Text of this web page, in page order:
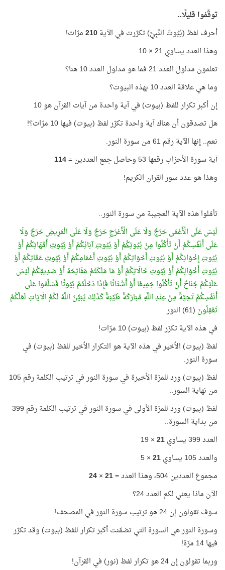
توقّفوا قليلًا..
أحرف لفظ (بُيُوتَ النَّبِيِّ) تكرّرت في الآية210مرّات!
وهذا العدد يساوي 21 × 10
تعلمون مدلول العدد 21 فما هو مدلول العدد 10 هنا؟
وما هي علاقة العدد 10 بهذه البيوت؟
إن أكبر تكرار للفظ (بيوت) في آية واحدة من آيات القرآن هو 10
هل تصدقون أن هناك آية واحدة تكرّر لفظ (بيوت) فيها 10 مرّات؟!
نعم.. إنها الآية رقم 61 من سورة النور.
آية سورة الأحزاب رقمها 53 وحاصل جمع العددين =
114
وهذا هو عدد سور القرآن الكريم!
تأمّلوا هذه الآية العجيبة من سورة النور..
لَيْسَ عَلَى الْأَعْمَى حَرَجٌ وَلَا عَلَى الْأَعْرَجِ حَرَجٌ وَلَا عَلَى الْمَرِيضِ حَرَجٌ وَلَا
عَلَى أَنْفُسِكُمْ أَنْ تَأْكُلُوا مِنْبُيُوتِكُمْأَوْبُيُوتِآبَائِكُمْ أَوْبُيُوتِأُمَّهَاتِكُمْ أَوْ
بُيُوتِإِخْوَانِكُمْ أَوْبُيُوتِأَخَوَاتِكُمْ أَوْبُيُوتِأَعْمَامِكُمْ أَوْبُيُوتِعَمَّاتِكُمْ أَوْ
بُيُوتِأَخْوَالِكُمْ أَوْبُيُوتِخَالَاتِكُمْ أَوْ مَا مَلَكْتُمْ مَفَاتِحَهُ أَوْ صَدِيقِكُمْ لَيْسَ
عَلَيْكُمْ جُنَاحٌ أَنْ تَأْكُلُوا جَمِيعًا أَوْ أَشْتَاتًا فَإِذَا دَخَلْتُمْبُيُوتًافَسَلِّمُوا عَلَى
أَنْفُسِكُمْ تَحِيَّةً مِنْ عِنْدِ اللَّهِ مُبَارَكَةً طَيِّبَةً كَذَلِكَ يُبَيِّنُ اللَّهُ لَكُمُ الْآيَاتِ لَعَلَّكُمْ
تَعْقِلُونَ (61) النور
في هذه الآية تكرّر لفظ (بيوت) 10 مرّات!
لفظ (بيوت) الأخير في هذه الآية هو التكرار الأخير للفظ (بيوت) في
سورة النور.
لفظ (بيوت) ورد للمرّة الأخيرة في سورة النور في ترتيب الكلمة رقم 105
من نهاية السور..
لفظ (بيوت) ورد للمرّة الأولى في سورة النور في ترتيب الكلمة رقم 399
من بداية السورة..
العدد 399 يساوي
21
× 19
والعدد 105 يساوي
21
× 5
مجموع العددين 504، وهذا العدد =
21
×
24
الآن ماذا يعني لكم العدد 24؟
سوف تقولون إن 24 هو ترتيب سورة النور في المصحف!
وسورة النور هي السورة التي تضمّنت أكبر تكرار للفظ (بيوت) وقد تكرّر
فيها 14 مرّة!
وربما تقولون إن 24 هو تكرار لفظ (نور) في القرآن!